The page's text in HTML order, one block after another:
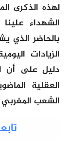
الشهداء
بالحاضر الذي
الزيادات
دليل على أن
العقلية
الشعب